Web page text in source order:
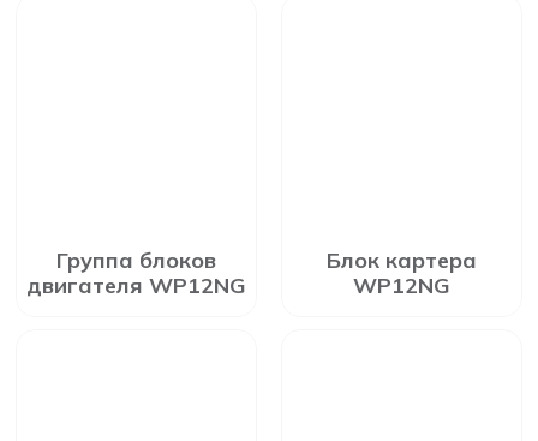
Группа блоков
двигателя WP12NG
Блок картера
WP12NG